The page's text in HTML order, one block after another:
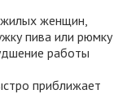
женщин,
пива или рюмку
работы
приближает